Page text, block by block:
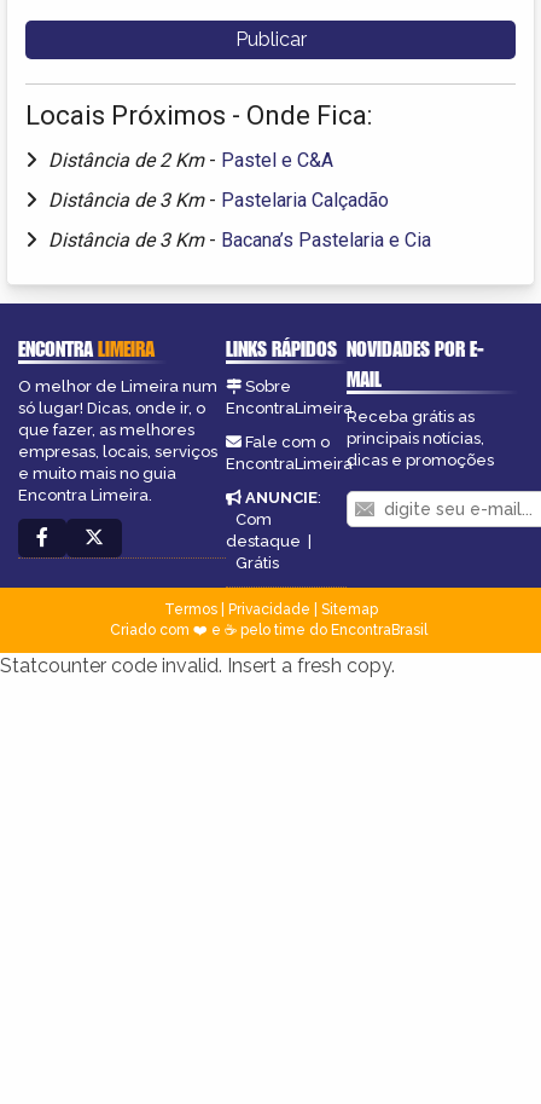
Locais Próximos - Onde Fica:
Distância de 2 Km - Pastel e C&A
Distância de 3 Km - Pastelaria Calçadão
Distância de 3 Km - Bacana’s Pastelaria e Cia
ENCONTRALIMEIRA
O melhor de Limeira num
só lugar! Dicas, onde ir, o
que fazer, as melhores
empresas, locais, serviços
e muito mais no guia
Encontra Limeira.
LINKS RÁPIDOS
Sobre
EncontraLimeira
Fale com o
EncontraLimeira
ANUNCIE:
Com
destaque |
Grátis
NOVIDADES POR E-
MAIL
Receba grátis as
principais notícias,
dicas e promoções
Termos| Privacidade
Sitemap
Criado com ❤️ e ☕ pelo time do EncontraBrasil
Statcounter code invalid. Insert a fresh copy.